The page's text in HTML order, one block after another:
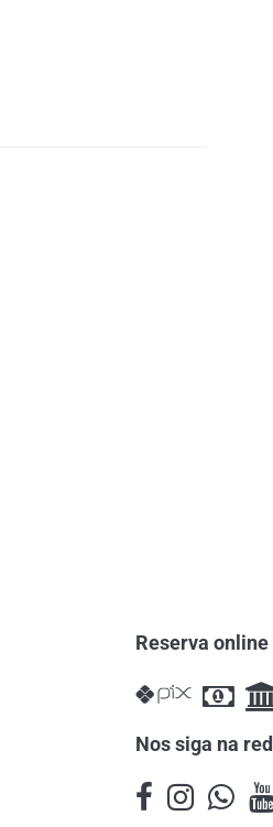
Reserva online
Nos siga na